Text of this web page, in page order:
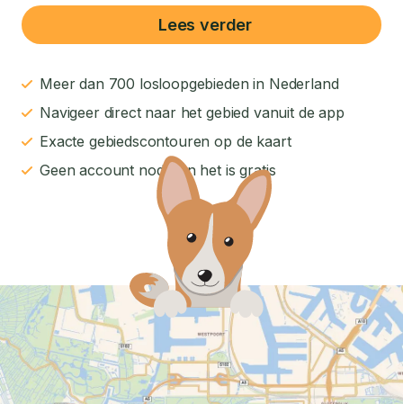
Lees verder
Meer dan 700 losloopgebieden in Nederland
Navigeer direct naar het gebied vanuit de app
Exacte gebiedscontouren op de kaart
Geen account nodig en het is gratis